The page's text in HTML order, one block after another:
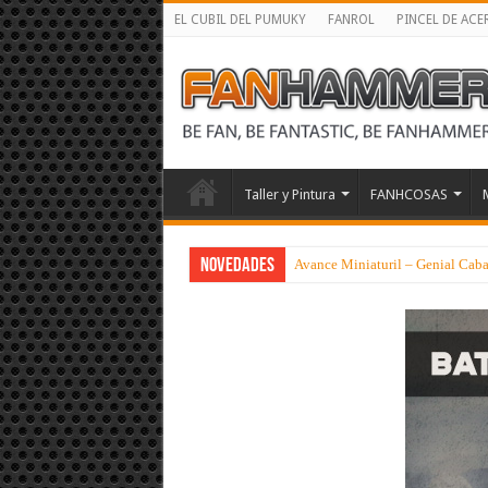
EL CUBIL DEL PUMUKY FANROL PINCEL DE
Taller y Pintura FANHCOSAS
NOVEDADES Avance Miniaturil – Genial
Los libros Negros de la Herejia